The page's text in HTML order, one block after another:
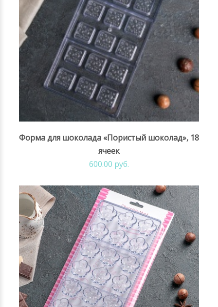
Форма для шоколада «Пористый шоколад», 18
ячеек
600.00 руб.